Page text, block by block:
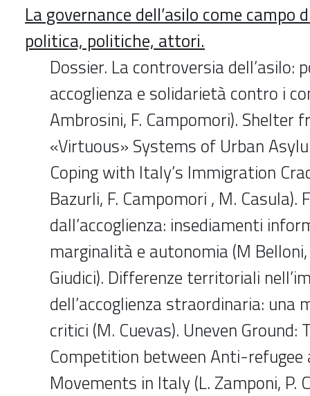
La governance dell’asilo come campo
politica, politiche, attori.
Dossier. La controversia dell’asilo:
accoglienza e solidarietà contro i
Ambrosini, F. Campomori). Shelter
«Virtuous» Systems of Urban
Coping with Italy’s Immigration
Bazurli, F. Campomori , M. Casula).
dall’accoglienza: insediamenti
marginalità e autonomia (M Belloni,
Giudici). Differenze territoriali
dell’accoglienza straordinaria: una
critici (M. Cuevas). Uneven
Competition between Anti-refugee
Movements in Italy (L. Zamponi, P.